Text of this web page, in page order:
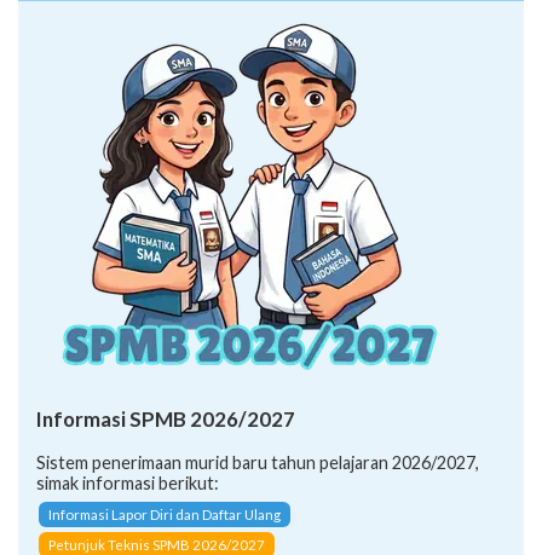
Informasi SPMB 2026/2027
Sistem penerimaan murid baru tahun pelajaran 2026/2027,
simak informasi berikut:
Informasi Lapor Diri dan Daftar Ulang
Petunjuk Teknis SPMB 2026/2027